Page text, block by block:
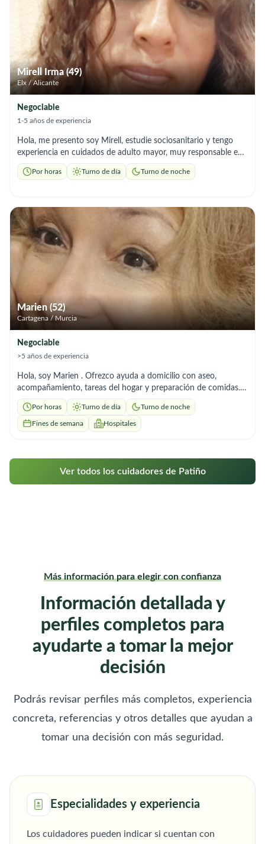
Mirell Irma (49)
Elx / Alicante
Negociable
1-5 años de experiencia
Hola, me presento soy Mirell, estudie sociosanitario y tengo
experiencia en cuidados de adulto mayor, muy responsable en
mi trabajo y me adecuó a las necesidades que requiere la
persona de cuidado.
Por horas Turno de día Turno de noche
Marien (52)
Cartagena / Murcia
Negociable
>5 años de experiencia
Hola, soy Marien . Ofrezco ayuda a domicilio con aseo,
acompañamiento, tareas del hogar y preparación de comidas.
Soy responsable y me adapto a los horarios que necesites.”
Por horas Turno de día Turno de noche
Fines de semana Hospitales
Ver todos los cuidadores de Patiño
Más información para elegir con confianza
Información detallada y
perfiles completos para
ayudarte a tomar la mejor
decisión
Podrás revisar perfiles más completos, experiencia
concreta, referencias y otros detalles que ayudan a
tomar una decisión con más seguridad.
Especialidades y experiencia
Los cuidadores pueden indicar si cuentan con